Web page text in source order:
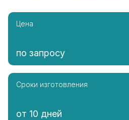
Цена
по запросу
Сроки изготовления
от 10 дней